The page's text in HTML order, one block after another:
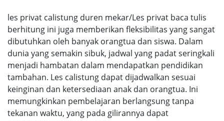
les privat calistung duren mekar/Les privat baca tulis
berhitung ini juga memberikan fleksibilitas yang sangat
dibutuhkan oleh banyak orangtua dan siswa. Dalam
dunia yang semakin sibuk, jadwal yang padat seringkali
menjadi hambatan dalam mendapatkan pendidikan
tambahan. Les calistung dapat dijadwalkan sesuai
keinginan dan ketersediaan anak dan orangtua. Ini
memungkinkan pembelajaran berlangsung tanpa
tekanan waktu, yang pada gilirannya dapat